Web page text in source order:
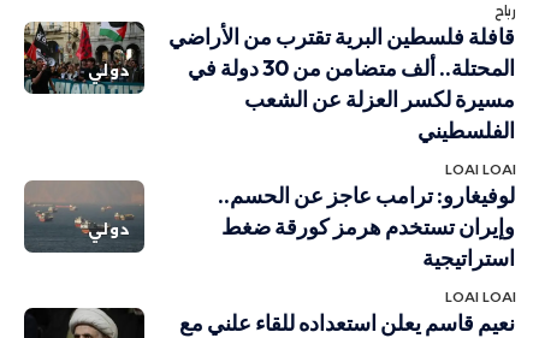
رباح
دولي
قافلة فلسطين البرية تقترب من الأراضي
المحتلة.. ألف متضامن من 30 دولة في
مسيرة لكسر العزلة عن الشعب
الفلسطيني
LOAI LOAI
دولي
لوفيغارو: ترامب عاجز عن الحسم..
وإيران تستخدم هرمز كورقة ضغط
استراتيجية
LOAI LOAI
نعيم قاسم يعلن استعداده للقاء علني مع